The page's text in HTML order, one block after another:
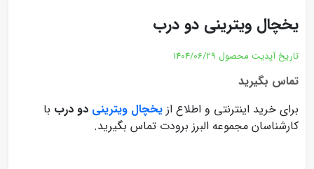
یخچال ویترینی دو درب
تاریخ آپدیت محصول 1404/06/29
تماس بگیرید
برای خرید اینترنتی و اطلاع از یخچال ویترینی دو درب با
کارشناسان مجموعه البرز برودت تماس بگیرید.